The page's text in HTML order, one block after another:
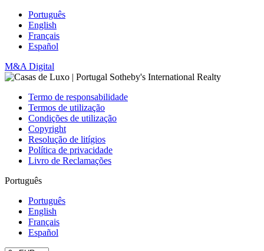
Português
English
Français
Español
M&A Digital
Termo de responsabilidade
Termos de utilização
Condições de utilização
Copyright
Resolução de litígios
Política de privacidade
Livro de Reclamações
Português
Português
English
Français
Español